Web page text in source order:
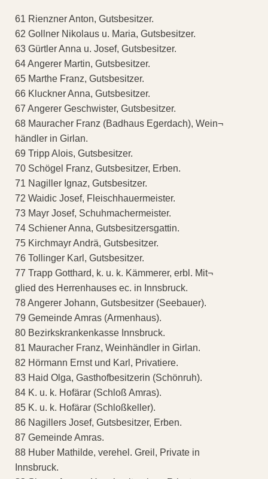
61 Rienzner Anton, Gutsbesitzer.
62 Gollner Nikolaus u. Maria, Gutsbesitzer.
63 Gürtler Anna u. Josef, Gutsbesitzer.
64 Angerer Martin, Gutsbesitzer.
65 Marthe Franz, Gutsbesitzer.
66 Kluckner Anna, Gutsbesitzer.
67 Angerer Geschwister, Gutsbesitzer.
68 Mauracher Franz (Badhaus Egerdach), Wein¬
händler in Girlan.
69 Tripp Alois, Gutsbesitzer.
70 Schögel Franz, Gutsbesitzer, Erben.
71 Nagiller Ignaz, Gutsbesitzer.
72 Waidic Josef, Fleischhauermeister.
73 Mayr Josef, Schuhmachermeister.
74 Schiener Anna, Gutsbesitzersgattin.
75 Kirchmayr Andrä, Gutsbesitzer.
76 Tollinger Karl, Gutsbesitzer.
77 Trapp Gotthard, k. u. k. Kämmerer, erbl. Mit¬
glied des Herrenhauses ec. in Innsbruck.
78 Angerer Johann, Gutsbesitzer (Seebauer).
79 Gemeinde Amras (Armenhaus).
80 Bezirkskrankenkasse Innsbruck.
81 Mauracher Franz, Weinhändler in Girlan.
82 Hörmann Ernst und Karl, Privatiere.
83 Haid Olga, Gasthofbesitzerin (Schönruh).
84 K. u. k. Hofärar (Schloß Amras).
85 K. u. k. Hofärar (Schloßkeller).
86 Nagillers Josef, Gutsbesitzer, Erben.
87 Gemeinde Amras.
88 Huber Mathilde, verehel. Greil, Private in
Innsbruck.